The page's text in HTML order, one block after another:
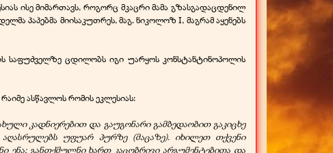
ისე მიმართავს, როგორც მკაცრი მამა გზასგადაცდენილ
პაპებმა მიისაკუთრეს, მაგ. ნიკოლოზ I, მაგრამ აყენებს
საფუძველზე ცდილობს იგი უარყოს კონსტანტინოპოლის
ასწავლოს რომის ეკლესიას:
კადნიერებით და გაუგონარი გამბედაობით გაკიცხე
უფუარ პურზე (მაცაზე). იხილეთ თქვენი
ენა; განთქმულნი ხართ კაცობრივი არგუმენტებითა და